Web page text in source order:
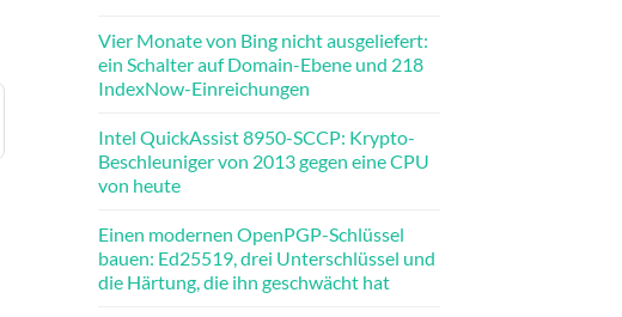
Vier Monate von Bing nicht ausgeliefert:
ein Schalter auf Domain-Ebene und 218
IndexNow-Einreichungen
Intel QuickAssist 8950-SCCP: Krypto-
Beschleuniger von 2013 gegen eine CPU
von heute
Einen modernen OpenPGP-Schlüssel
bauen: Ed25519, drei Unterschlüssel und
die Härtung, die ihn geschwächt hat